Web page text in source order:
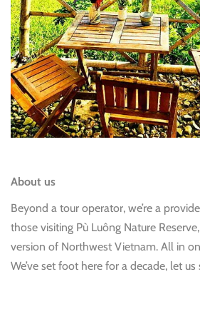
About us
Beyond a tour operator, we’re a
those visiting Pù Luông Nature
version of Northwest Vietnam. All in
We’ve set foot here for a decade, let